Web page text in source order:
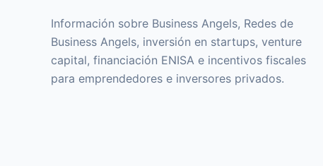
Información sobre Business Angels, Redes de
Business Angels, inversión en startups, venture
capital, financiación ENISA e incentivos fiscales
para emprendedores e inversores privados.